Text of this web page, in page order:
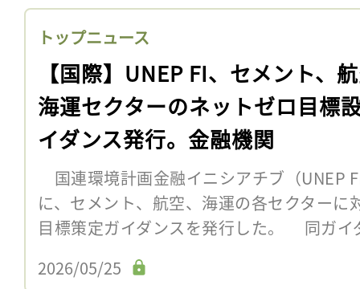
トップニュース
【国際】UNEP FI、セメント、
海運セクターのネットゼロ目標
イダンス発行。金融機関
国連環境計画金融イニシアチブ（UNEP
に、セメント、航空、海運の各セクターに
目標策定ガイダンスを発行した。 同ガイ
2026/05/25